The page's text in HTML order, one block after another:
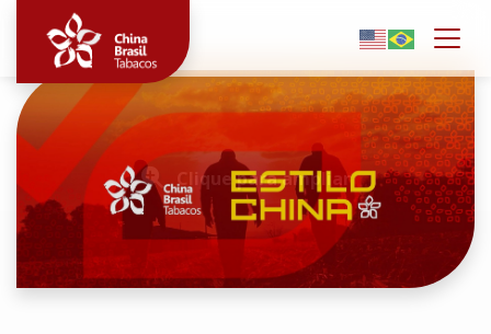
Clique para ampliar